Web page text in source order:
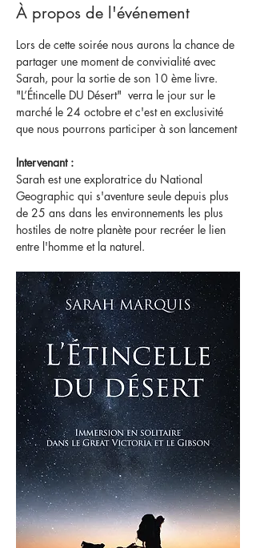
À propos de l'événement
Lors de cette soirée nous aurons la chance de
partager une moment de convivialité avec
Sarah, pour la sortie de son 10 ème livre.
"L’Étincelle DU Désert"  verra le jour sur le
marché le 24 octobre et c'est en exclusivité
que nous pourrons participer à son lancement
Intervenant :
Sarah est une exploratrice du National
Geographic qui s'aventure seule depuis plus
de 25 ans dans les environnements les plus
hostiles de notre planète pour recréer le lien
entre l'homme et la naturel.